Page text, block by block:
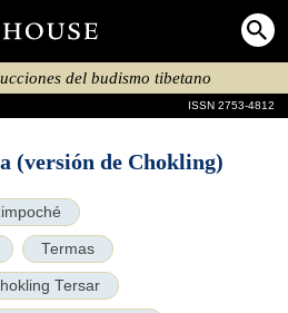
del budismo tibetano
ISSN 2753-4812
(versión de Chokling)
Termas
Tersar